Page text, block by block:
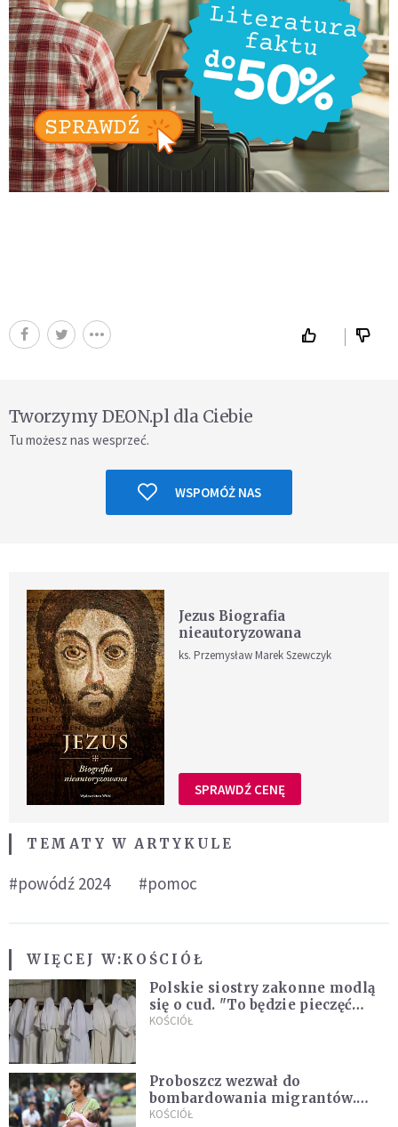
Tworzymy DEON.pl dla Ciebie
Tu możesz nas wesprzeć.
WSPOMÓŻ NAS
Jezus Biografia
nieautoryzowana
ks. Przemysław Marek Szewczyk
SPRAWDŹ CENĘ
TEMATY W ARTYKULE
#powódź 2024 #pomoc
WIĘCEJ W:KOŚCIÓŁ
Polskie siostry zakonne modlą
się o cud. "To będzie pieczęć
Pana Boga dla naszej wiary"
KOŚCIÓŁ
Proboszcz wezwał do
bombardowania migrantów.
"Masowy ogień przeciwko
KOŚCIÓŁ